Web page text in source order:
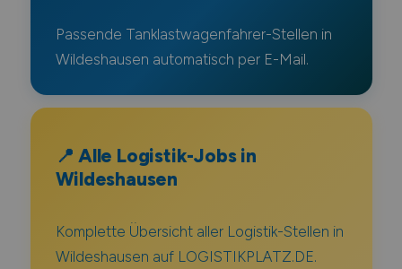
Passende Tanklastwagenfahrer-Stellen in
Wildeshausen automatisch per E-Mail.
📍 Alle Logistik-Jobs in
Wildeshausen
Komplette Übersicht aller Logistik-Stellen in
Wildeshausen auf LOGISTIKPLATZ.DE.